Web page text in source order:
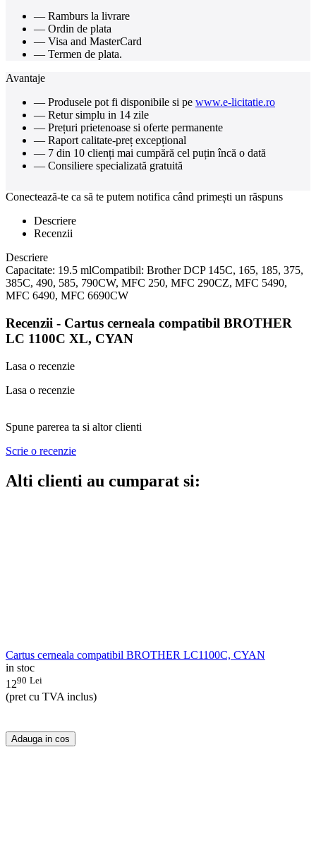
— Ramburs la livrare
— Ordin de plata
— Visa and MasterCard
— Termen de plata.
Avantaje
— Produsele pot fi disponibile si pe www.e-licitatie.ro
— Retur simplu in 14 zile
— Prețuri prietenoase si oferte permanente
— Raport calitate-preț excepțional
— 7 din 10 clienți mai cumpără cel puțin încă o dată
— Consiliere specializată gratuită
Conectează-te ca să te putem notifica când primești un răspuns
Descriere
Recenzii
Descriere
Capacitate: 19.5 mlCompatibil: Brother DCP 145C, 165, 185, 375,
385C, 490, 585, 790CW, MFC 250, MFC 290CZ, MFC 5490,
MFC 6490, MFC 6690CW
Recenzii - Cartus cerneala compatibil BROTHER
LC 1100C XL, CYAN
Lasa o recenzie
Lasa o recenzie
Spune parerea ta si altor clienti
Scrie o recenzie
Alti clienti au cumparat si:
Cartus cerneala compatibil BROTHER LC1100C, CYAN
in stoc
1290 Lei
(pret cu TVA inclus)
Adauga in cos